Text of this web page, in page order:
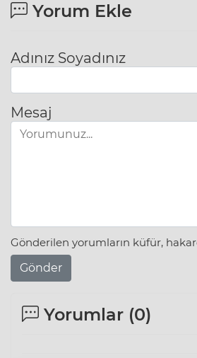
Yorum Ekle
Adınız Soyadınız
Mesaj
Gönderilen yorumların küfür,
Gönder
Yorumlar (0)